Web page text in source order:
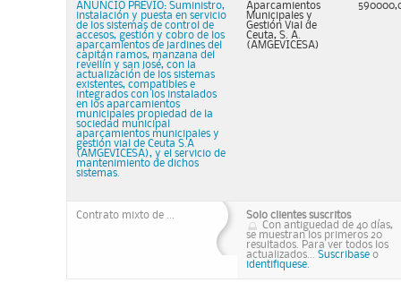
ANUNCIO PREVIO: Suministro,
instalación y puesta en servicio
de los sistemas de control de
accesos, gestión y cobro de los
aparcamientos de jardines del
capitán ramos, manzana del
revellín y san josé, con la
actualización de los sistemas
existentes, compatibles e
integrados con los instalados
en los aparcamientos
municipales propiedad de la
sociedad municipal
aparcamientos municipales y
gestión vial de Ceuta S.A
(AMGEVICESA), y el servicio de
mantenimiento de dichos
sistemas.
Aparcamientos
Municipales y
Gestión Vial de
Ceuta, S. A.
(AMGEVICESA)
Contrato mixto de ...
Solo clientes suscritos
Con antiguedad de 40 días,
se muestran los primeros 20
resultados. Para ver todos los
actualizados... Suscribase o
identifiquese.